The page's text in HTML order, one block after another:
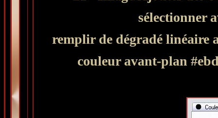
sélectionner
remplir de dégradé linéaire
couleur avant-plan